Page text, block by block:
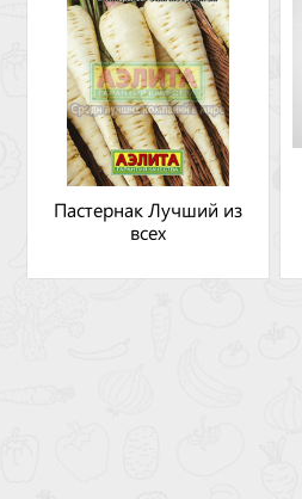
Пастернак Лучший из
всех